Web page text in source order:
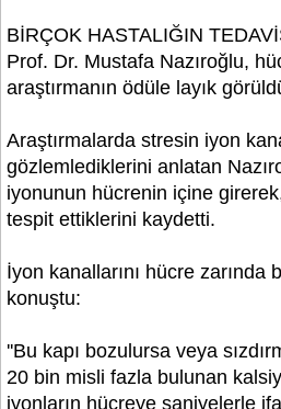
BİRÇOK HASTALIĞIN
Prof. Dr. Mustafa Nazıroğlu,
araştırmanın ödüle layık
Araştırmalarda stresin iyon
gözlemlediklerini anlatan
iyonunun hücrenin içine
tespit ettiklerini kaydetti.
İyon kanallarını hücre
konuştu:
''Bu kapı bozulursa veya
20 bin misli fazla bulunan
iyonların hücreye saniyelerle